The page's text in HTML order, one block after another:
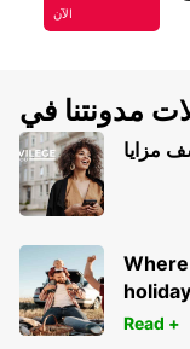
الآن
Read +